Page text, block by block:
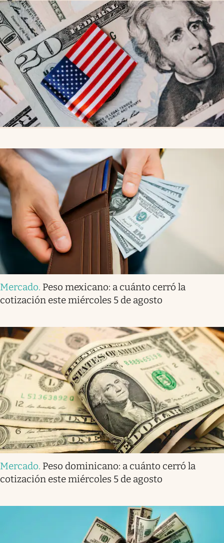
Mercado. Peso mexicano: a cuánto cerró la
cotización este miércoles 5 de agosto
Mercado. Peso dominicano: a cuánto cerró la
cotización este miércoles 5 de agosto